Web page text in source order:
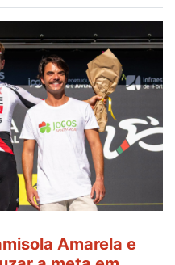
Amarela e